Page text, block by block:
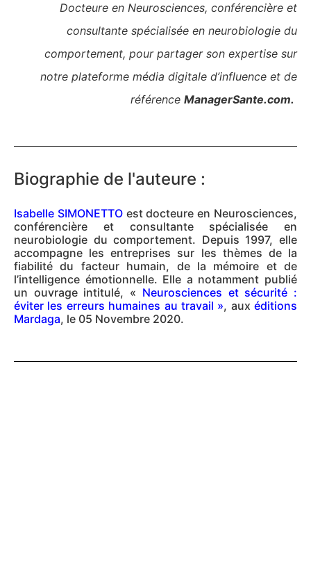
Docteure en Neurosciences, conférencière et
consultante spécialisée en neurobiologie du
comportement, pour partager son expertise sur
notre plateforme média digitale d’influence et de
référence ManagerSante.com.
Biographie de l'auteure :
Isabelle SIMONETTOest docteure en Neurosciences,
conférencière et consultante spécialisée en
neurobiologie du comportement. Depuis 1997, elle
accompagne les entreprises sur les thèmes de la
fiabilité du facteur humain, de la mémoire et de
l’intelligence émotionnelle. Elle a notamment publié
un ouvrage intitulé, « Neurosciences et sécurité :
éviter les erreurs humaines au travail », aux éditions
Mardaga, le 05 Novembre 2020.